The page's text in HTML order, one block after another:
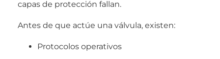
capas de protección fallan.
Antes de que actúe una válvula, existen:
Protocolos operativos